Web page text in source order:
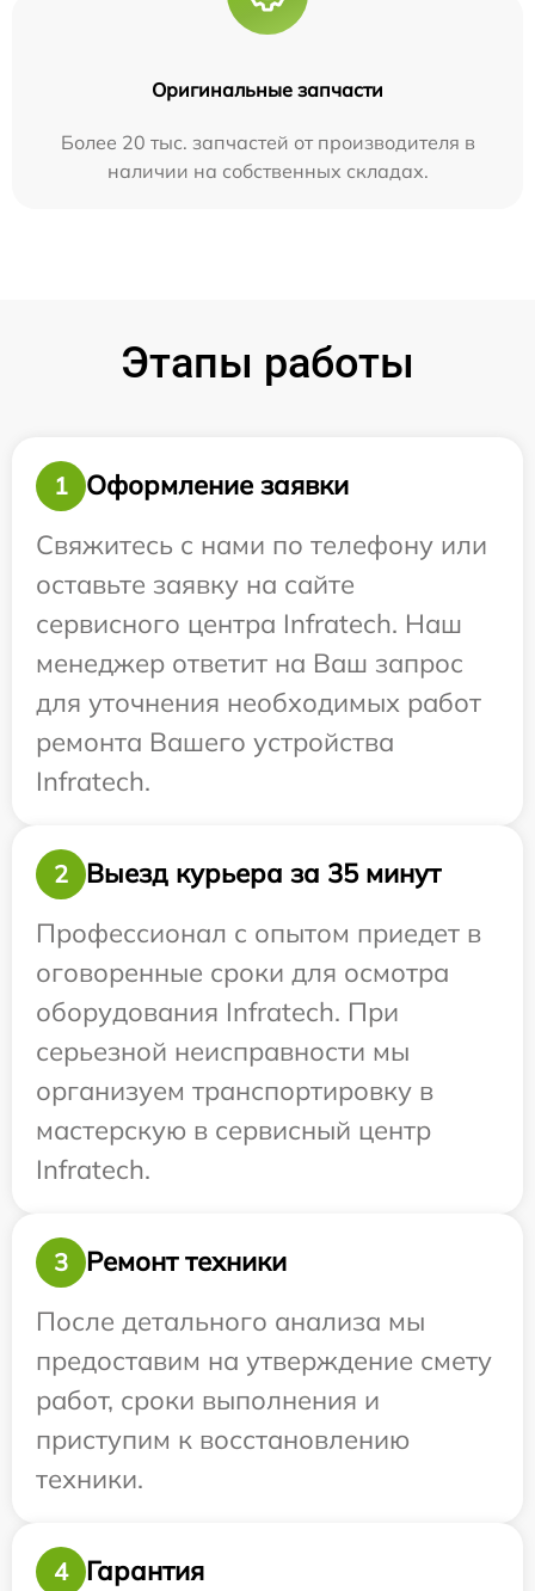
Оригинальные запчасти
Более 20 тыс. запчастей от производителя в
наличии на собственных складах.
Этапы работы
1
Оформление заявки
Свяжитесь с нами по телефону или
оставьте заявку на сайте
сервисного центра Infratech. Наш
менеджер ответит на Ваш запрос
для уточнения необходимых работ
ремонта Вашего устройства
Infratech.
2
Выезд курьера за 35 минут
Профессионал с опытом приедет в
оговоренные сроки для осмотра
оборудования Infratech. При
серьезной неисправности мы
организуем транспортировку в
мастерскую в сервисный центр
Infratech.
3
Ремонт техники
После детального анализа мы
предоставим на утверждение смету
работ, сроки выполнения и
приступим к восстановлению
техники.
4 Гарантия